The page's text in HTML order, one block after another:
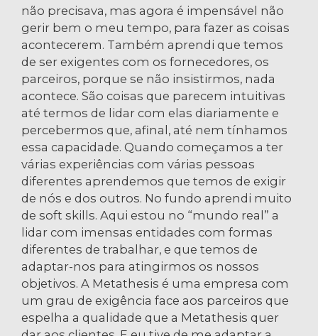
não precisava, mas agora é impensável não
gerir bem o meu tempo, para fazer as coisas
acontecerem. Também aprendi que temos
de ser exigentes com os fornecedores, os
parceiros, porque se não insistirmos, nada
acontece. São coisas que parecem intuitivas
até termos de lidar com elas diariamente e
percebermos que, afinal, até nem tínhamos
essa capacidade. Quando começamos a ter
várias experiências com várias pessoas
diferentes aprendemos que temos de exigir
de nós e dos outros. No fundo aprendi muito
de soft skills. Aqui estou no “mundo real” a
lidar com imensas entidades com formas
diferentes de trabalhar, e que temos de
adaptar-nos para atingirmos os nossos
objetivos. A Metathesis é uma empresa com
um grau de exigência face aos parceiros que
espelha a qualidade que a Metathesis quer